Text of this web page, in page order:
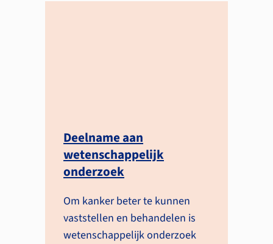
Deelname aan
wetenschappelijk
onderzoek
Om kanker beter te kunnen
vaststellen en behandelen is
weten­schappelijk onderzoek